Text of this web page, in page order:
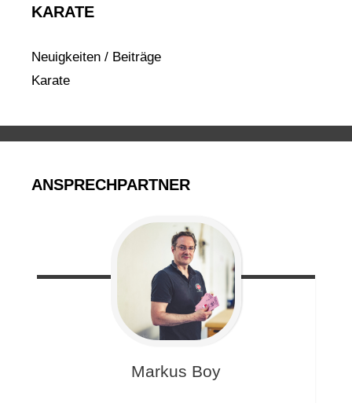
KARATE
Neuigkeiten / Beiträge
Karate
ANSPRECHPARTNER
Markus Boy